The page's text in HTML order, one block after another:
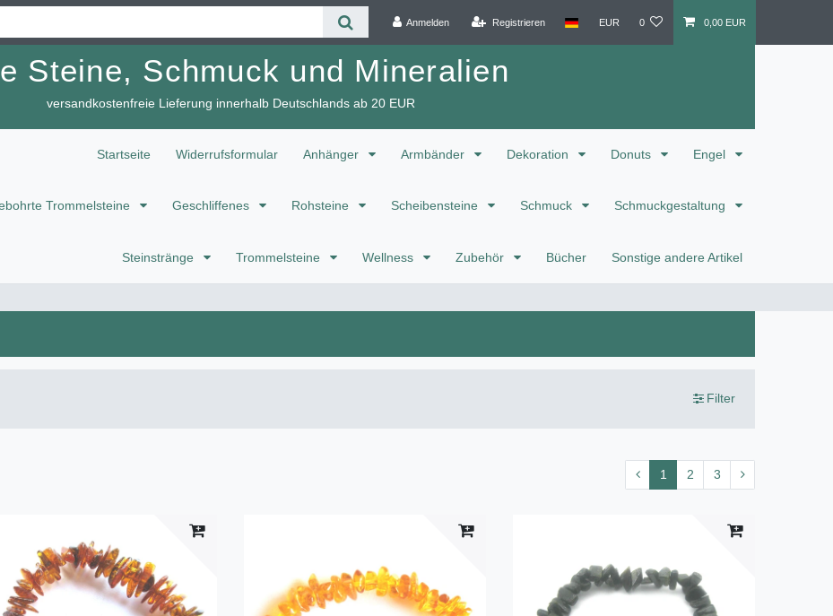
Anmelden Registrieren EUR 0 0,00 EUR
Steine, Schmuck und Mineralien
versandkostenfreie Lieferung innerhalb Deutschlands ab 20 EUR
Startseite Widerrufsformular Anhänger Armbänder Dekoration Donuts Engel
Trommelsteine Geschliffenes Rohsteine Scheibensteine Schmuck Schmuckgestaltung
Steinstränge Trommelsteine Wellness Zubehör Bücher Sonstige andere Artikel
Filter
1 2 3